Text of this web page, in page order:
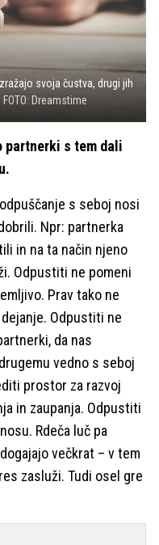
svoja čustva, drugi jih
FOTO: Dreamstime
partnerki s tem dali
s seboj nosi
Npr: partnerka
in na ta način njeno
Odpustiti ne pomeni
Prav tako ne
Odpustiti ne
da nas
vedno s seboj
prostor za razvoj
in zaupanja. Odpustiti
Rdeča luč pa
večkrat – v tem
zasluži. Tudi osel gre